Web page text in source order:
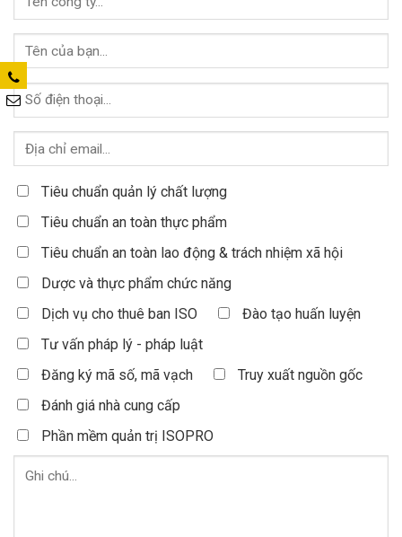
Tiêu chuẩn quản lý chất lượng
Tiêu chuẩn an toàn thực phẩm
Tiêu chuẩn an toàn lao động & trách nhiệm xã hội
Dược và thực phẩm chức năng
Dịch vụ cho thuê ban ISO
Đào tạo huấn luyện
Tư vấn pháp lý - pháp luật
Đăng ký mã số, mã vạch
Truy xuất nguồn gốc
Đánh giá nhà cung cấp
Phần mềm quản trị ISOPRO